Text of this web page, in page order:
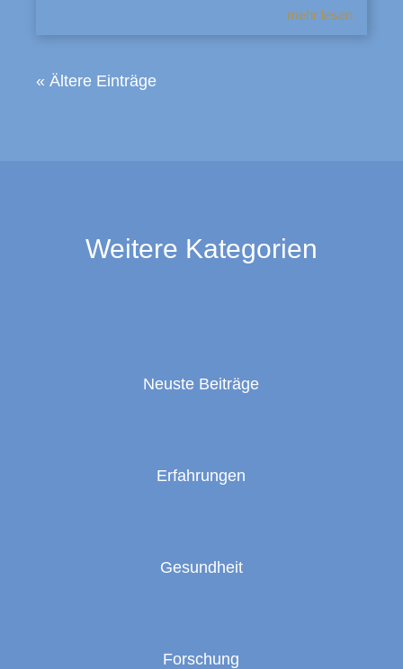
mehr lesen
« Ältere Einträge
Weitere Kategorien
Neuste Beiträge
Erfahrungen
Gesundheit
Forschung